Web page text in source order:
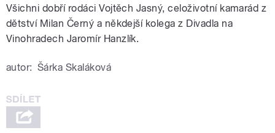
Všichni dobří rodáci Vojtěch Jasný, celoživotní kamarád z
dětství Milan Černý a někdejší kolega z Divadla na
Vinohradech Jaromír Hanzlík.
autor: Šárka Skaláková